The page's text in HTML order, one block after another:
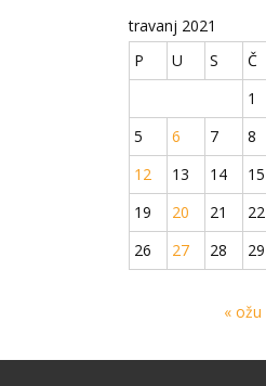
travanj 2021
P
U S Č
1
5
6 7 8
12
13 14 15
19
20 21 22
26
27 28 29
« ožu